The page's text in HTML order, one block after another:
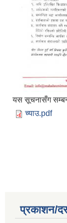
यस सूचनासँग
च्याउ.pdf
प्रकाशन/